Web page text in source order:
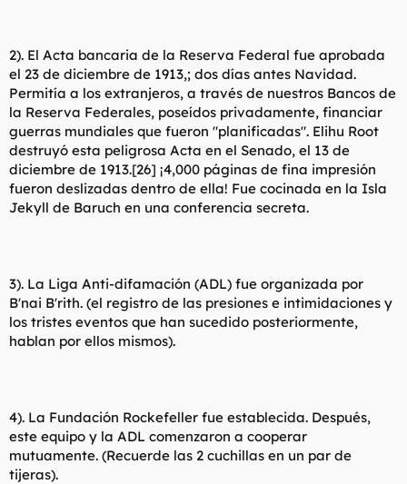
2). El Acta bancaria de la Reserva Federal fue aprobada
el 23 de diciembre de 1913,; dos días antes Navidad.
Permitía a los extranjeros, a través de nuestros Bancos de
la Reserva Federales, poseídos privadamente, financiar
guerras mundiales que fueron "planificadas". Elihu Root
destruyó esta peligrosa Acta en el Senado, el 13 de
diciembre de 1913.[26] ¡4,000 páginas de fina impresión
fueron deslizadas dentro de ella! Fue cocinada en la Isla
Jekyll de Baruch en una conferencia secreta.
3). La Liga Anti-difamación (ADL) fue organizada por
B'nai B'rith. (el registro de las presiones e intimidaciones y
los tristes eventos que han sucedido posteriormente,
hablan por ellos mismos).
4). La Fundación Rockefeller fue establecida. Después,
este equipo y la ADL comenzaron a cooperar
mutuamente. (Recuerde las 2 cuchillas en un par de
tijeras).